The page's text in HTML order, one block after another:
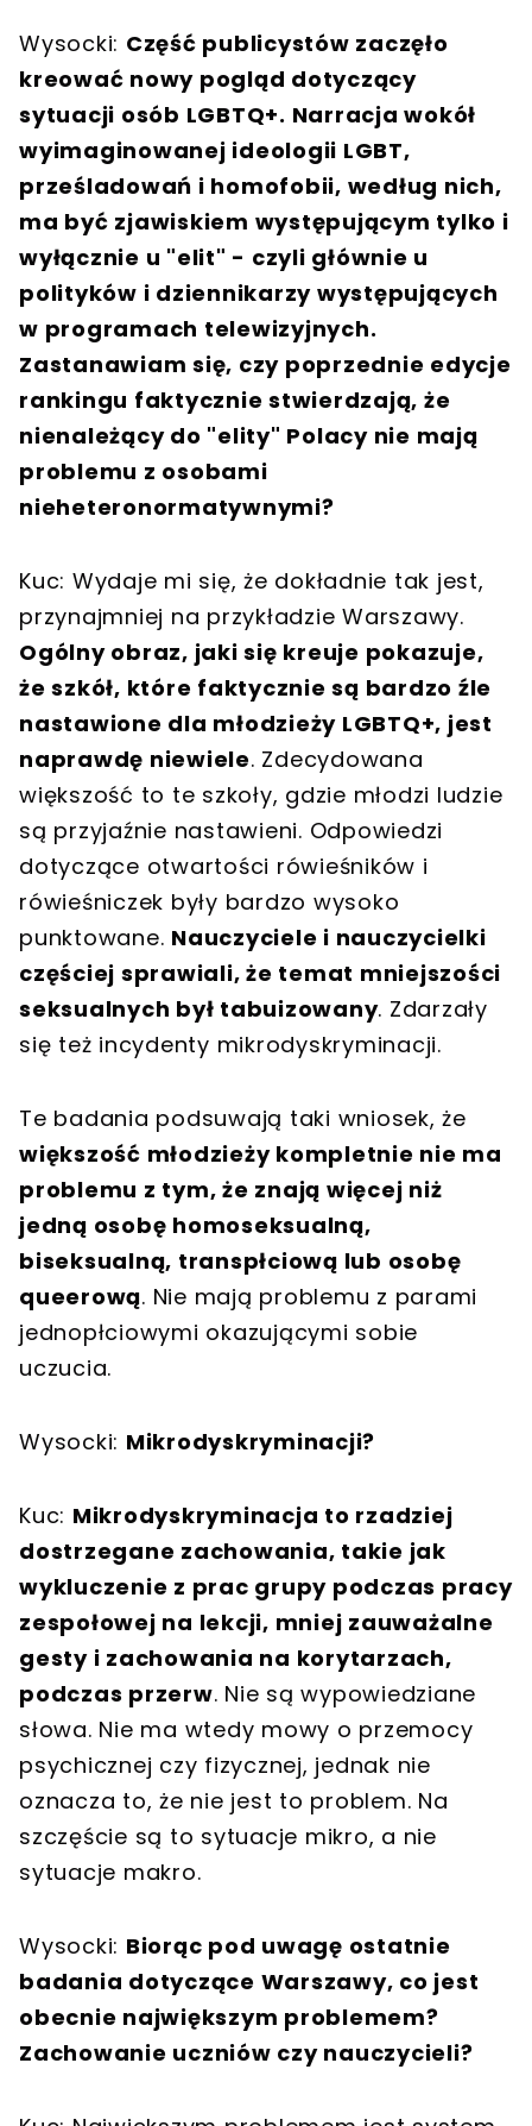
Wysocki: Część publicystów zaczęło
kreować nowy pogląd dotyczący
sytuacji osób LGBTQ+. Narracja wokół
wyimaginowanej ideologii LGBT,
prześladowań i homofobii, według nich,
ma być zjawiskiem występującym tylko i
wyłącznie u "elit" - czyli głównie u
polityków i dziennikarzy występujących
w programach telewizyjnych.
Zastanawiam się, czy poprzednie edycje
rankingu faktycznie stwierdzają, że
nienależący do "elity" Polacy nie mają
problemu z osobami
nieheteronormatywnymi?
Kuc: Wydaje mi się, że dokładnie tak jest,
przynajmniej na przykładzie Warszawy.
Ogólny obraz, jaki się kreuje pokazuje,
że szkół, które faktycznie są bardzo źle
nastawione dla młodzieży LGBTQ+, jest
naprawdę niewiele. Zdecydowana
większość to te szkoły, gdzie młodzi ludzie
są przyjaźnie nastawieni. Odpowiedzi
dotyczące otwartości rówieśników i
rówieśniczek były bardzo wysoko
punktowane. Nauczyciele i nauczycielki
częściej sprawiali, że temat mniejszości
seksualnych był tabuizowany. Zdarzały
się też incydenty mikrodyskryminacji.
Te badania podsuwają taki wniosek, że
większość młodzieży kompletnie nie ma
problemu z tym, że znają więcej niż
jedną osobę homoseksualną,
biseksualną, transpłciową lub osobę
queerową. Nie mają problemu z parami
jednopłciowymi okazującymi sobie
uczucia.
Wysocki: Mikrodyskryminacji?
Kuc: Mikrodyskryminacja to rzadziej
dostrzegane zachowania, takie jak
wykluczenie z prac grupy podczas pracy
zespołowej na lekcji, mniej zauważalne
gesty i zachowania na korytarzach,
podczas przerw. Nie są wypowiedziane
słowa. Nie ma wtedy mowy o przemocy
psychicznej czy fizycznej, jednak nie
oznacza to, że nie jest to problem. Na
szczęście są to sytuacje mikro, a nie
sytuacje makro.
Wysocki: Biorąc pod uwagę ostatnie
badania dotyczące Warszawy, co jest
obecnie największym problemem?
Zachowanie uczniów czy nauczycieli?